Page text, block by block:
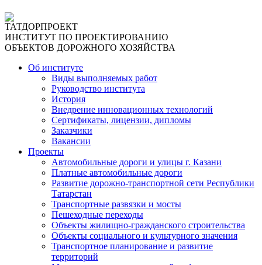
ТАТДОРПРОЕКТ
ИНСТИТУТ ПО ПРОЕКТИРОВАНИЮ
ОБЪЕКТОВ ДОРОЖНОГО ХОЗЯЙСТВА
Об институте
Виды выполняемых работ
Руководство института
История
Внедрение инновационных технологий
Сертификаты, лицензии, дипломы
Заказчики
Вакансии
Проекты
Автомобильные дороги и улицы г. Казани
Платные автомобильные дороги
Развитие дорожно-транспортной сети Республики
Татарстан
Транспортные развязки и мосты
Пешеходные переходы
Объекты жилищно-гражданского строительства
Объекты социального и культурного значения
Транспортное планирование и развитие
территорий